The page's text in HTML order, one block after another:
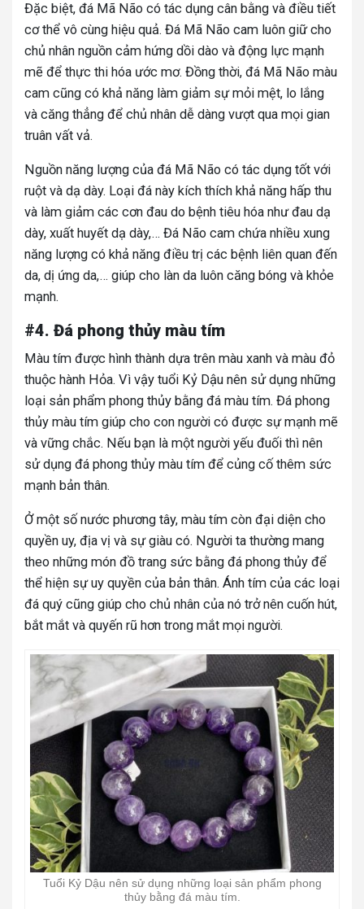
Đặc biệt, đá Mã Não có tác dụng cân bằng và điều tiết
cơ thể vô cùng hiệu quả. Đá Mã Não cam luôn giữ cho
chủ nhân nguồn cảm hứng dồi dào và động lực mạnh
mẽ để thực thi hóa ước mơ. Đồng thời, đá Mã Não màu
cam cũng có khả năng làm giảm sự mỏi mệt, lo lắng
và căng thẳng để chủ nhân dễ dàng vượt qua mọi gian
truân vất vả.
Nguồn năng lượng của đá Mã Não có tác dụng tốt với
ruột và dạ dày. Loại đá này kích thích khả năng hấp thu
và làm giảm các cơn đau do bệnh tiêu hóa như đau dạ
dày, xuất huyết dạ dày,… Đá Não cam chứa nhiều xung
năng lượng có khả năng điều trị các bệnh liên quan đến
da, dị ứng da,… giúp cho làn da luôn căng bóng và khỏe
mạnh.
#4. Đá phong thủy màu tím
Màu tím được hình thành dựa trên màu xanh và màu đỏ
thuộc hành Hỏa. Vì vậy tuổi Kỷ Dậu nên sử dụng những
loại sản phẩm phong thủy bằng đá màu tím. Đá phong
thủy màu tím giúp cho con người có được sự mạnh mẽ
và vững chắc. Nếu bạn là một người yếu đuối thì nên
sử dụng đá phong thủy màu tím để củng cố thêm sức
mạnh bản thân.
Ở một số nước phương tây, màu tím còn đại diện cho
quyền uy, địa vị và sự giàu có. Người ta thường mang
theo những món đồ trang sức bằng đá phong thủy để
thể hiện sự uy quyền của bản thân. Ánh tím của các loại
đá quý cũng giúp cho chủ nhân của nó trở nên cuốn hút,
bắt mắt và quyến rũ hơn trong mắt mọi người.
Tuổi Kỷ Dậu nên sử dụng những loại sản phẩm phong
thủy bằng đá màu tím.